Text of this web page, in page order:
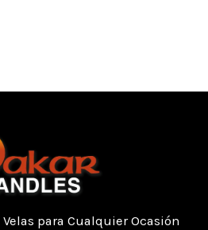
para Cualquier Ocasión